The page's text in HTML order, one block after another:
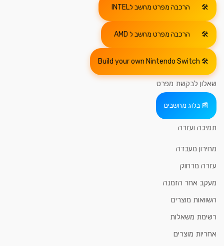
הרכבה מפרט מחשב לINTEL
הרכבה מפרט מחשב ל AMD
Build your own Nintendo Switch
שאלון לבקשת מפרט
בלוג מחשבים
תמיכה ועזרה
מחירון מעבדה
עזרה מרחוק
מעקב אחר הזמנה
השוואות מוצרים
רשימת משאלות
אחריות מוצרים